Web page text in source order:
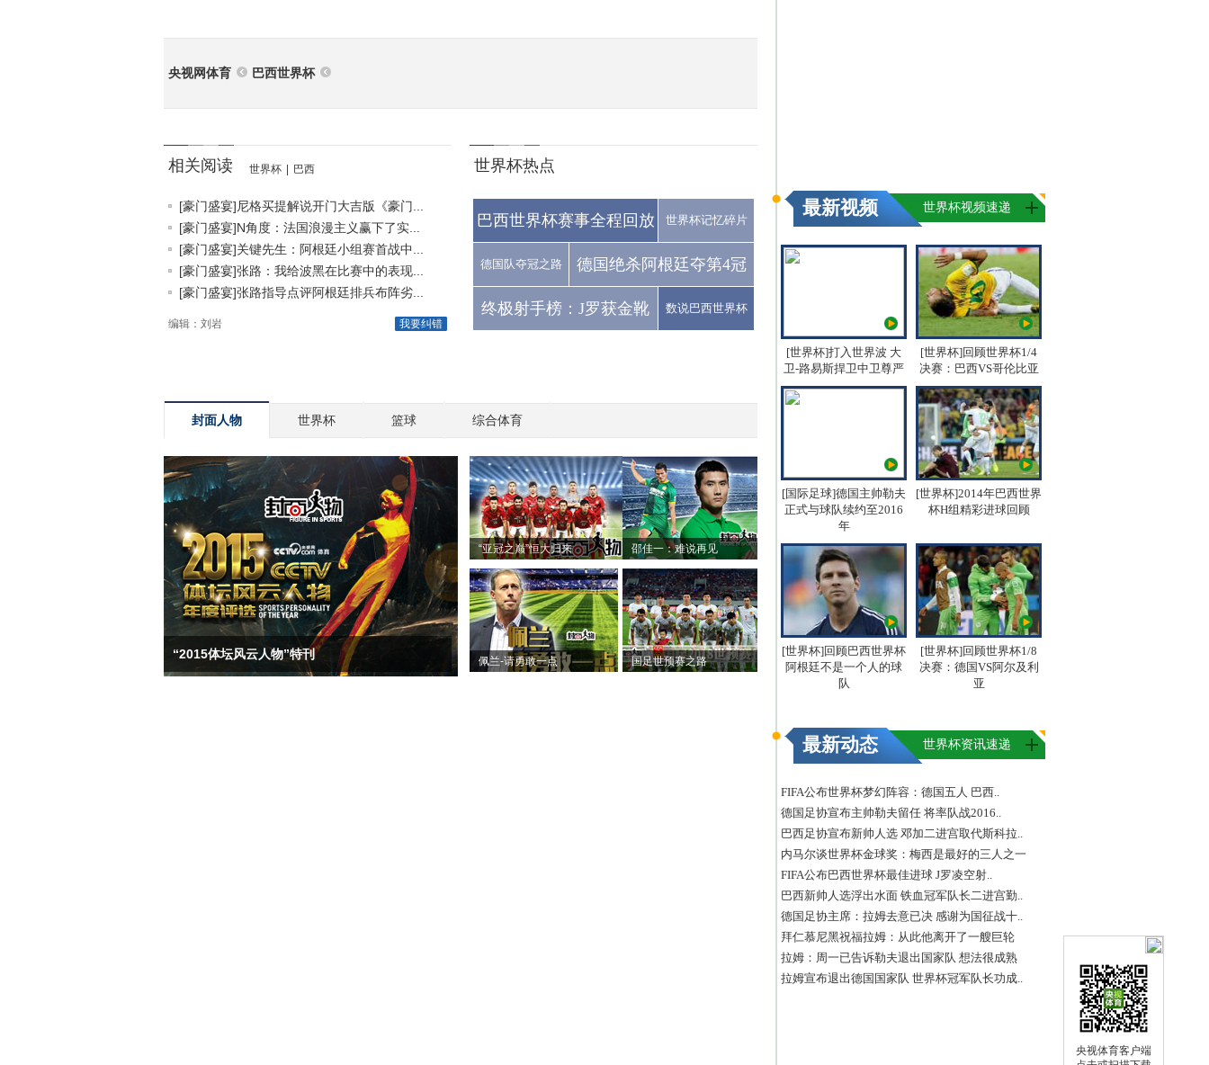
央视体育客户端
央视网体育 巴西世界杯
相关阅读 世界杯 巴西
[豪门盛宴]尼格买提解说开门大吉版《豪门...
[豪门盛宴]N角度：法国浪漫主义赢下了实...
[豪门盛宴]关键先生：阿根廷小组赛首战中...
[豪门盛宴]张路：我给波黑在比赛中的表现...
[豪门盛宴]张路指导点评阿根廷排兵布阵劣...
我要纠错
编辑：刘岩
世界杯热点
巴西世界杯赛事全程回放 世界杯记忆碎片
德国队夺冠之路 德国绝杀阿根廷夺第4冠
终极射手榜：J罗获金靴 数说巴西世界杯
封面人物 世界杯 篮球 综合体育
“2015体坛风云人物”特刊
“亚冠之巅”恒大归来 邵佳一：难说再见
佩兰-请勇敢一点 国足世预赛之路
最新视频 世界杯视频速递
[世界杯]打入世界波 大
卫-路易斯捍卫中卫尊严
[世界杯]回顾世界杯1/4
决赛：巴西VS哥伦比亚
[国际足球]德国主帅勒夫
正式与球队续约至2016
年
[世界杯]2014年巴西世界
杯H组精彩进球回顾
[世界杯]回顾巴西世界杯
阿根廷不是一个人的球
队
[世界杯]回顾世界杯1/8
决赛：德国VS阿尔及利
亚
最新动态 世界杯资讯速递
FIFA公布世界杯梦幻阵容：德国五人 巴西..
德国足协宣布主帅勒夫留任 将率队战2016..
巴西足协宣布新帅人选 邓加二进宫取代斯科拉..
内马尔谈世界杯金球奖：梅西是最好的三人之一
FIFA公布巴西世界杯最佳进球 J罗凌空射..
巴西新帅人选浮出水面 铁血冠军队长二进宫勤..
德国足协主席：拉姆去意已决 感谢为国征战十..
拜仁慕尼黑祝福拉姆：从此他离开了一艘巨轮
拉姆：周一已告诉勒夫退出国家队 想法很成熟
拉姆宣布退出德国国家队 世界杯冠军队长功成..